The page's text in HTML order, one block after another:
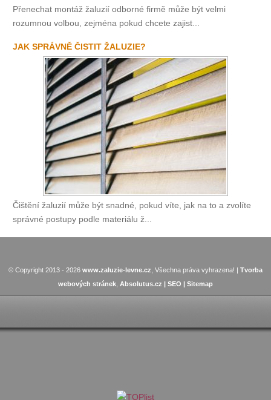
Přenechat montáž žaluzií odborné firmě může být velmi
rozumnou volbou, zejména pokud chcete zajist...
JAK SPRÁVNĚ ČISTIT ŽALUZIE?
Čištění žaluzií může být snadné, pokud víte, jak na to a zvolíte
správné postupy podle materiálu ž...
© Copyright 2013 - 2026 www.zaluzie-levne.cz , Všechna práva vyhrazena! | Tvorba
webových stránek Absolutus.cz | SEO | Sitemap